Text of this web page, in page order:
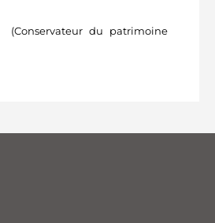
du patrimoine